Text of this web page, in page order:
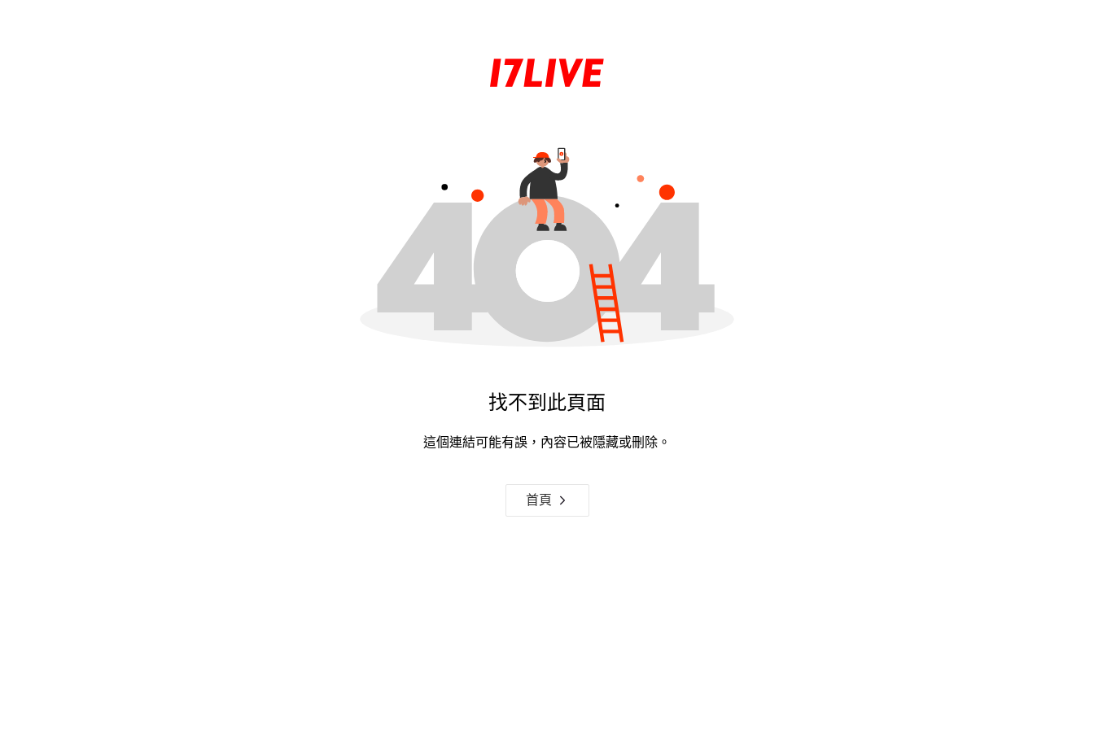
找不到此頁面
這個連結可能有誤，內容已被隱藏或刪除。
首頁